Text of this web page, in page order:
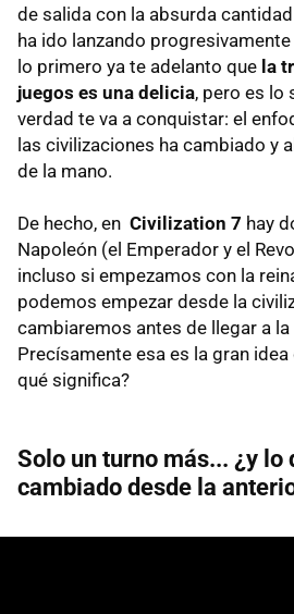
de salida con la absurda
ha ido lanzando
lo primero ya te adelanto que la
juegos es una delicia, pero es lo
verdad te va a conquistar: el
las civilizaciones ha cambiado y
de la mano.
De hecho, en Civilization 7 hay
Napoleón (el Emperador y el
incluso si empezamos con la
podemos empezar desde la
cambiaremos antes de llegar a
Precísamente esa es la gran
qué significa?
Solo un turno más... ¿y lo
cambiado desde la